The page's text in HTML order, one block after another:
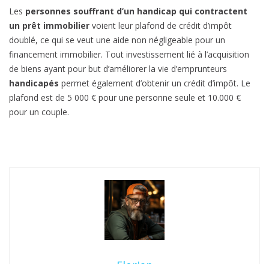
Les personnes souffrant d’un handicap qui contractent
un prêt immobilier voient leur plafond de crédit d’impôt
doublé, ce qui se veut une aide non négligeable pour un
financement immobilier. Tout investissement lié à l’acquisition
de biens ayant pour but d’améliorer la vie d’emprunteurs
handicapés permet également d’obtenir un crédit d’impôt. Le
plafond est de 5 000 € pour une personne seule et 10.000 €
pour un couple.